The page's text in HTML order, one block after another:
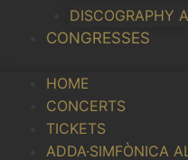
DISCOGRAPHY
CONGRESSES
HOME
CONCERTS
TICKETS
ADDA·SIMFÒNICA